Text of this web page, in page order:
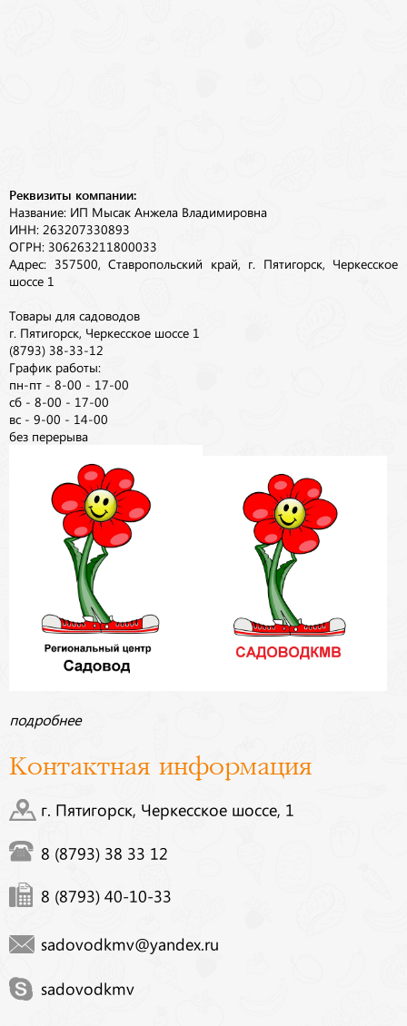
Реквизиты компании:
Название: ИП Мысак Анжела Владимировна
ИНН: 263207330893
ОГРН: 306263211800033
Адрес: 357500, Ставропольский край, г. Пятигорск, Черкесское
шоссе 1
Товары для садоводов
г. Пятигорск, Черкесское шоссе 1
(8793) 38-33-12
График работы:
пн-пт - 8-00 - 17-00
сб - 8-00 - 17-00
вс - 9-00 - 14-00
без перерыва
подробнее
Контактная информация
г. Пятигорск, Черкесское шоссе, 1
8 (8793) 38 33 12
8 (8793) 40-10-33
sadovodkmv@yandex.ru
sadovodkmv